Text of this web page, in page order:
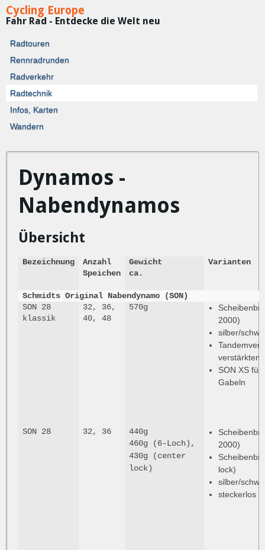
Cycling Europe
Fahr Rad - Entdecke die Welt neu
Radtouren
Rennradrunden
Radverkehr
Radtechnik
Infos, Karten
Wandern
Dynamos -
Nabendynamos
Übersicht
Bezeichnung
Anzahl
Speichen
Gewicht
ca.
Varianten
Schmidts Original Nabendynamo (SON)
SON 28
klassik
32, 36,
40, 48
570g
2000)
silber/
verstärkten
SON XS für
Gabeln
SON 28 32, 36
440g
460g (6-Loch),
430g (center
lock)
2000)
lock)
silber/
steckerlos